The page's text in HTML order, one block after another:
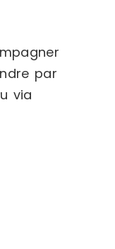
par
via